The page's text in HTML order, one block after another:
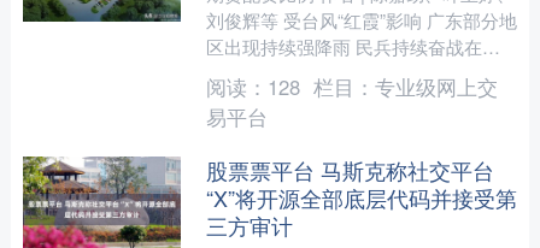
刘俊辉等 受台风“红霞”影响 广东部分地
区出现持续强降雨 民兵持续奋战在各
个灾区 开展抢险救灾工作 守护人民群
众生命财产....
阅读： 128 栏目： 专业级网上交
易平台
股票票平台 马斯克称社交平台
“X”将开源全部底层代码并接受第
三方审计